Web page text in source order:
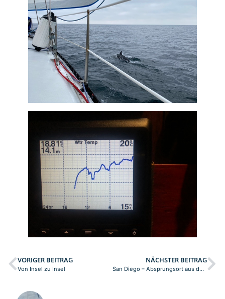
VORIGER BEITRAG
Von Insel zu Insel
NÄCHSTER BEITRAG
San Diego – Absprungsort aus den USA